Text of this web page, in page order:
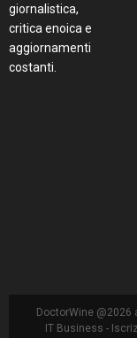
giornalistica,
critica enoica e
aggiornamenti
costanti.
DoctorWine @2026
IT Business -